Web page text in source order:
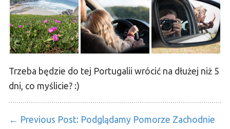
Trzeba będzie do tej Portugalii wrócić na dłużej niż 5
dni, co myślicie? :)
← Previous Post: Podglądamy Pomorze Zachodnie